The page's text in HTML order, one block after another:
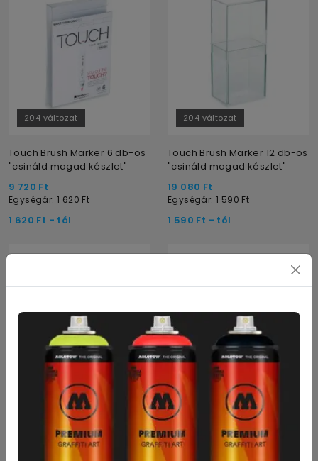
204 változat
Touch Brush Marker 6 db-os
"csináld magad készlet"
9 720 Ft
Egységár: 1 620 Ft
1 620 Ft - tól
204 változat
Touch Brush Marker 12 db-os
"csináld magad készlet"
19 080 Ft
Egységár: 1 590 Ft
1 590 Ft - tól
203 változat
Touch Brush Marker 24 db-
os "csináld magad készlet"
204 változat
Touch Brush Marker 36 db-
os "csináld magad készlet"